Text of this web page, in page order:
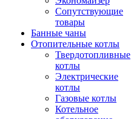
Сопутствующие
товары
Банные чаны
Отопительные котлы
Твердотопливные
котлы
Электрические
котлы
Газовые котлы
Котельное